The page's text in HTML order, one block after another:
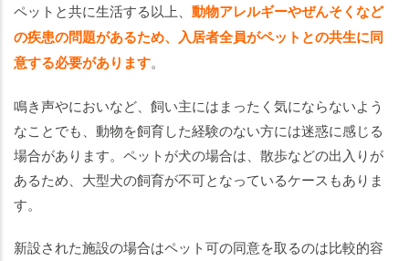
ペットと共に生活する以上、 動物アレルギーやぜんそくなど
の疾患の問題があるため、入居者全員がペットとの共生に同
意する必要があります。
鳴き声やにおいなど、飼い主にはまったく気にならないよう
なことでも、動物を飼育した経験のない方には迷惑に感じる
場合があります。ペットが犬の場合は、散歩などの出入りが
あるため、大型犬の飼育が不可となっているケースもありま
す。
新設された施設の場合はペット可の同意を取るのは比較的容